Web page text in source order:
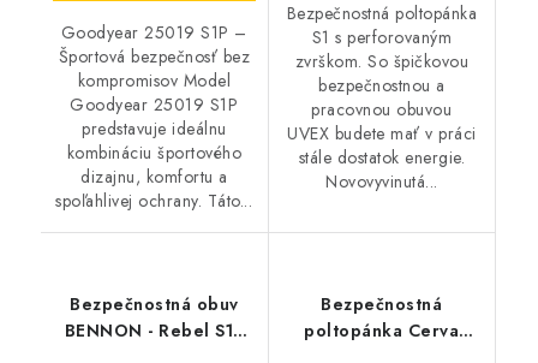
Goodyear 25019 S1P –
Športová bezpečnosť bez
kompromisov Model
Goodyear 25019 S1P
predstavuje ideálnu
kombináciu športového
dizajnu, komfortu a
spoľahlivej ochrany. Táto...
Bezpečnostná poltopánka
S1 s perforovaným
zvrškom. So špičkovou
bezpečnostnou a
pracovnou obuvou
UVEX budete mať v práci
stále dostatok energie.
Novovyvinutá...
Bezpečnostná obuv
BENNON - Rebel S1P
Bezpečnostná
poltopánka Cerva